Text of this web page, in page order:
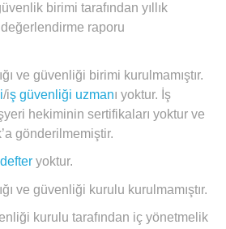
birimi tarafından yıllık
değerlendirme raporu
ve güvenliği birimi kurulmamıştır.
/iş güvenliği uzmanı yoktur. İş
hekiminin sertifikaları yoktur ve
gönderilmemiştir.
yoktur.
ve güvenliği kurulu kurulmamıştır.
kurulu tarafından iç yönetmelik